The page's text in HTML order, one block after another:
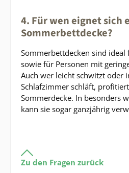
4. Für wen eignet sich
Sommerbettdecke?
Sommerbettdecken sind ideal
sowie für Personen mit
Auch wer leicht schwitzt oder
Schlafzimmer schläft,
Sommerdecke. In besonders
kann sie sogar ganzjährig
Zu den Fragen zurück